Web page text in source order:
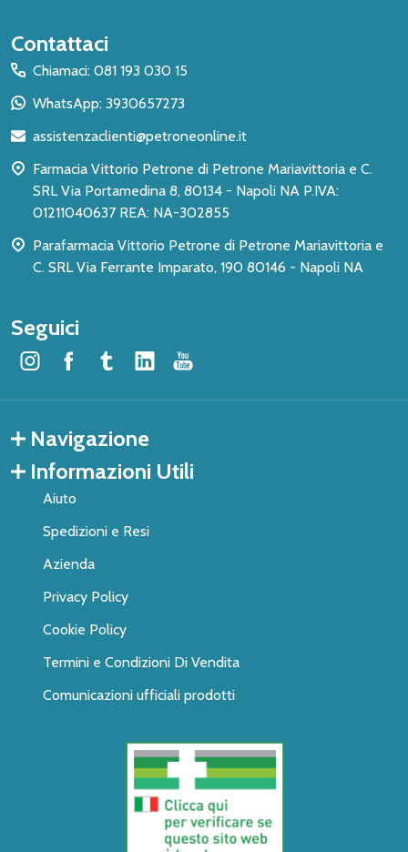
Inizio
del
piè
pagina
Contattaci
Chiamaci: 081 193 030 15
WhatsApp: 3930657273
assistenzaclienti@petroneonline.it
Farmacia Vittorio Petrone di Petrone Mariavittoria e C.
SRL Via Portamedina 8, 80134 - Napoli NA P.IVA:
01211040637 REA: NA-302855
Parafarmacia Vittorio Petrone di Petrone Mariavittoria e
C. SRL Via Ferrante Imparato, 190 80146 - Napoli NA
Seguici
Navigazione
Informazioni Utili
Aiuto
Spedizioni e Resi
Azienda
Privacy Policy
Cookie Policy
Termini e Condizioni Di Vendita
Comunicazioni ufficiali prodotti